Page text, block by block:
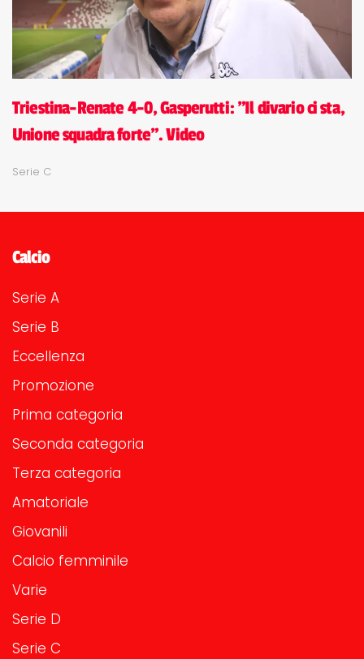
Triestina-Renate 4-0, Gasperutti: "Il divario ci sta,
Unione squadra forte". Video
Serie C
Calcio
Serie A
Serie B
Eccellenza
Promozione
Prima categoria
Seconda categoria
Terza categoria
Amatoriale
Giovanili
Calcio femminile
Varie
Serie D
Serie C